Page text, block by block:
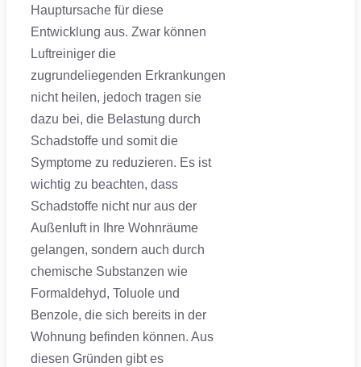
Hauptursache für diese
Entwicklung aus. Zwar können
Luftreiniger die
zugrundeliegenden Erkrankungen
nicht heilen, jedoch tragen sie
dazu bei, die Belastung durch
Schadstoffe und somit die
Symptome zu reduzieren. Es ist
wichtig zu beachten, dass
Schadstoffe nicht nur aus der
Außenluft in Ihre Wohnräume
gelangen, sondern auch durch
chemische Substanzen wie
Formaldehyd, Toluole und
Benzole, die sich bereits in der
Wohnung befinden können. Aus
diesen Gründen gibt es